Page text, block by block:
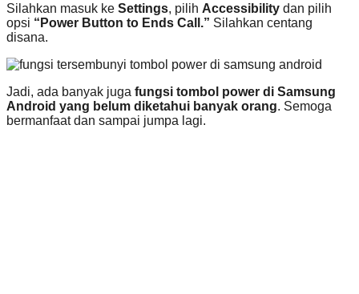
Silahkan masuk ke Settings, pilih Accessibility dan pilih
opsi “Power Button to Ends Call.” Silahkan centang
disana.
Jadi, ada banyak juga fungsi tombol power di Samsung
Android yang belum diketahui banyak orang. Semoga
bermanfaat dan sampai jumpa lagi.